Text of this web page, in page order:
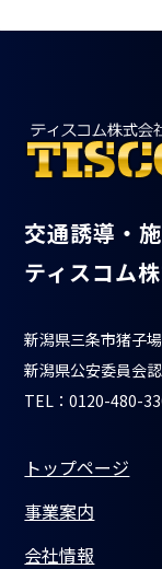
交通誘導・
ティスコム
新潟県三条市猪子
新潟県公安委員会
TEL：0120-480-
トップページ
事業案内
会社情報